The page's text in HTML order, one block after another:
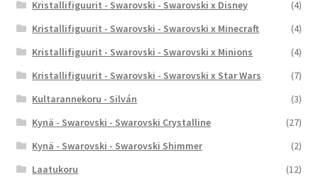
Kristallifiguurit - Swarovski - Swarovski x Disney
(4)
Kristallifiguurit - Swarovski - Swarovski x Minecraft
(4)
Kristallifiguurit - Swarovski - Swarovski x Minions
(4)
Kristallifiguurit - Swarovski - Swarovski x Star Wars
(7)
Kultarannekoru - Silván
(3)
Kynä - Swarovski - Swarovski Crystalline
(27)
Kynä - Swarovski - Swarovski Shimmer
(2)
Laatukoru
(12)